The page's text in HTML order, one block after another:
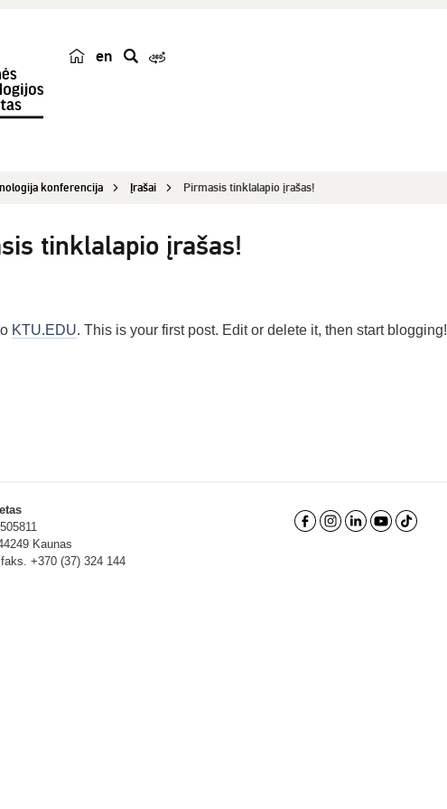
en
k
konferencija Įrašai Pirmasis tinklalapio įrašas!
tinklalapio įrašas!
KTU.EDU. This is your first post. Edit or delete it, then start blogging!
Kaunas
+370 (37) 324 144